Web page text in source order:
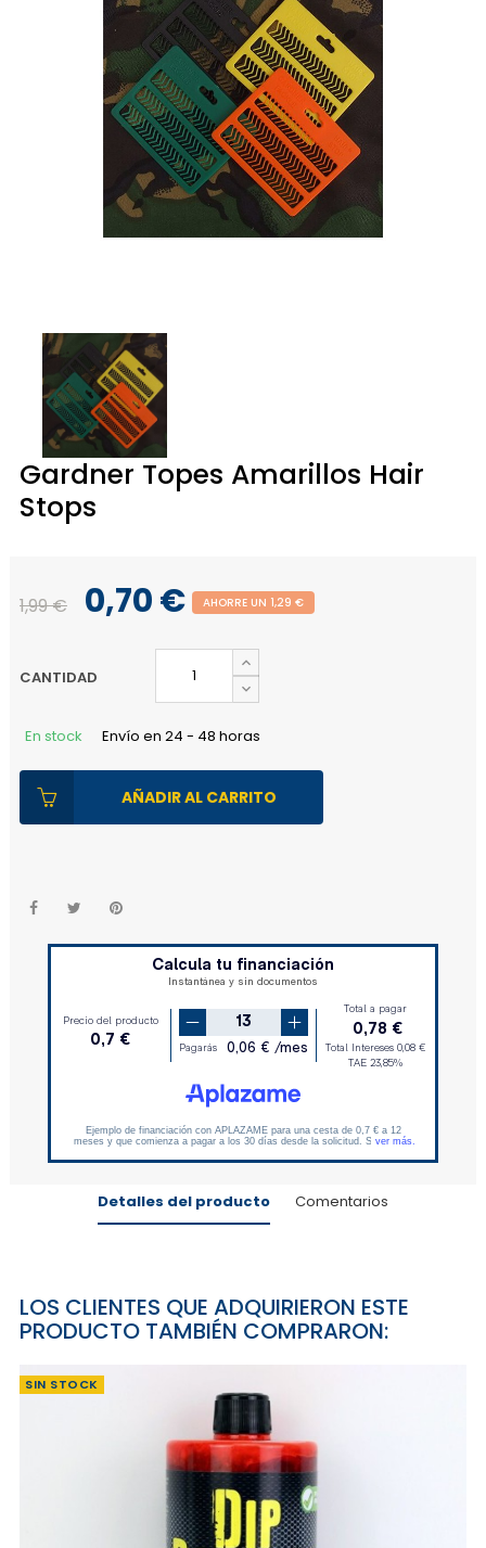
Gardner Topes Amarillos Hair
Stops
1,99 € 0,70 € AHORRE UN 1,29 €
CANTIDAD
En stock Envío en 24 - 48 horas
AÑADIR AL CARRITO
Detalles del producto Comentarios
LOS CLIENTES QUE ADQUIRIERON ESTE
PRODUCTO TAMBIÉN COMPRARON:
SIN STOCK